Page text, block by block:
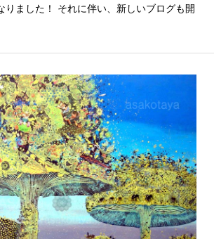
りました！ それに伴い、新しいブログも開